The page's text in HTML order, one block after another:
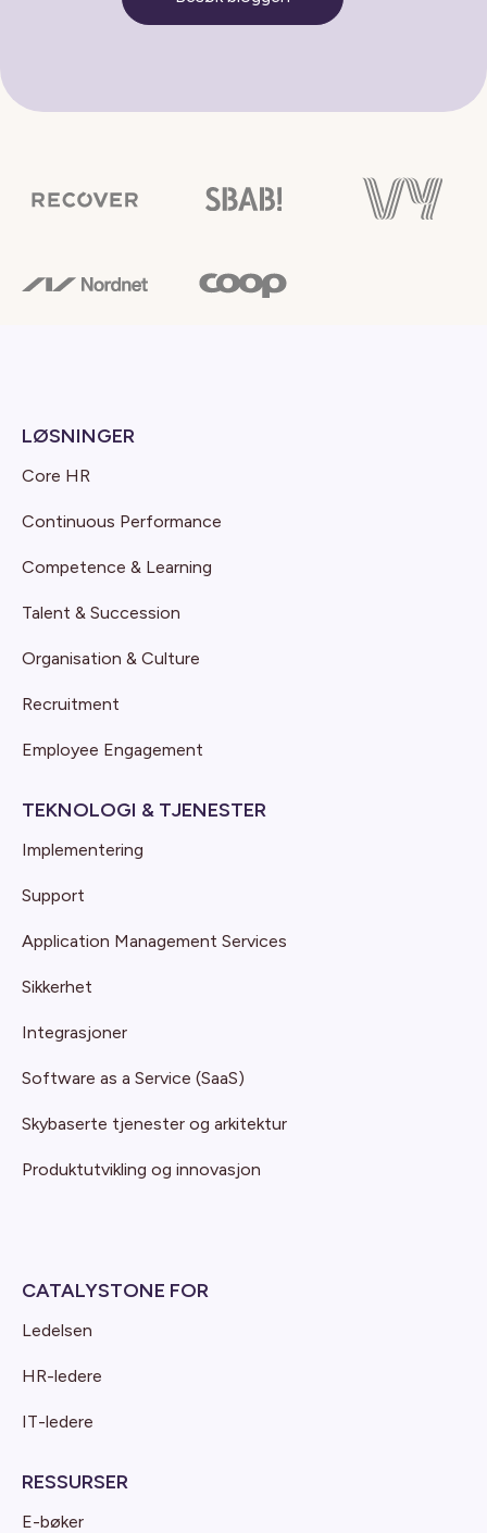
LØSNINGER
Core HR
Continuous Performance
Competence & Learning
Talent & Succession
Organisation & Culture
Recruitment
Employee Engagement
TEKNOLOGI & TJENESTER
Implementering
Support
Application Management Services
Sikkerhet
Integrasjoner
Software as a Service (SaaS)
Skybaserte tjenester og arkitektur
Produktutvikling og innovasjon
CATALYSTONE FOR
Ledelsen
HR-ledere
IT-ledere
RESSURSER
E-bøker